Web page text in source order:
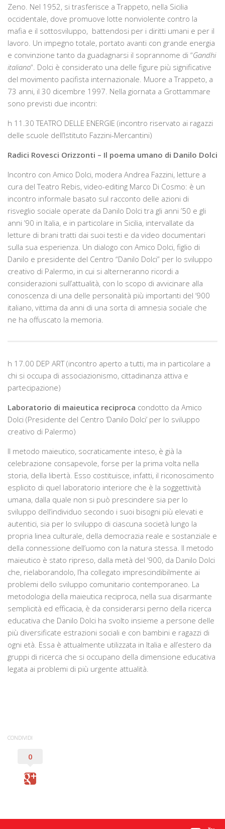
Zeno. Nel 1952, si trasferisce a Trappeto, nella Sicilia
occidentale, dove promuove lotte nonviolente contro la
mafia e il sottosviluppo, battendosi per i diritti umani e per il
lavoro. Un impegno totale, portato avanti con grande energia
e convinzione tanto da guadagnarsi il soprannome di “Gandhi
italiano“. Dolci è considerato una delle figure più significative
del movimento pacifista internazionale. Muore a Trappeto, a
73 anni, il 30 dicembre 1997. Nella giornata a Grottammare
sono previsti due incontri:
h 11.30 TEATRO DELLE ENERGIE (incontro riservato ai ragazzi
delle scuole dell’Istituto Fazzini-Mercantini)
Radici Rovesci Orizzonti – Il poema umano di Danilo Dolci
Incontro con Amico Dolci, modera Andrea Fazzini, letture a
cura del Teatro Rebis, video-editing Marco Di Cosmo: è un
incontro informale basato sul racconto delle azioni di
risveglio sociale operate da Danilo Dolci tra gli anni ’50 e gli
anni ’90 in Italia, e in particolare in Sicilia, intervallate da
letture di brani tratti dai suoi testi e da video documentari
sulla sua esperienza. Un dialogo con Amico Dolci, figlio di
Danilo e presidente del Centro “Danilo Dolci” per lo sviluppo
creativo di Palermo, in cui si alterneranno ricordi a
considerazioni sull’attualità, con lo scopo di avvicinare alla
conoscenza di una delle personalità più importanti del ‘900
italiano, vittima da anni di una sorta di amnesia sociale che
ne ha offuscato la memoria.
h 17.00 DEP ART (incontro aperto a tutti, ma in particolare a
chi si occupa di associazionismo, cittadinanza attiva e
partecipazione)
Laboratorio di maieutica reciproca condotto da Amico
Dolci (Presidente del Centro ‘Danilo Dolci’ per lo sviluppo
creativo di Palermo)
Il metodo maieutico, socraticamente inteso, è già la
celebrazione consapevole, forse per la prima volta nella
storia, della libertà. Esso costituisce, infatti, il riconoscimento
esplicito di quel laboratorio interiore che è la soggettività
umana, dalla quale non si può prescindere sia per lo
sviluppo dell’individuo secondo i suoi bisogni più elevati e
autentici, sia per lo sviluppo di ciascuna società lungo la
propria linea culturale, della democrazia reale e sostanziale e
della connessione dell’uomo con la natura stessa. Il metodo
maieutico è stato ripreso, dalla metà del ‘900, da Danilo Dolci
che, rielaborandolo, l’ha collegato imprescindibilmente ai
problemi dello sviluppo comunitario contemporaneo. La
metodologia della maieutica reciproca, nella sua disarmante
semplicità ed efficacia, è da considerarsi perno della ricerca
educativa che Danilo Dolci ha svolto insieme a persone delle
più diversificate estrazioni sociali e con bambini e ragazzi di
ogni età. Essa è attualmente utilizzata in Italia e all’estero da
gruppi di ricerca che si occupano della dimensione educativa
legata ai problemi di più urgente attualità.
CONDIVIDI
0